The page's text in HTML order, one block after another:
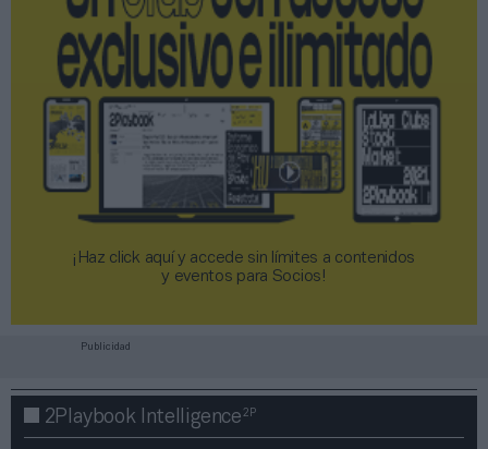
¡Haz click aquí y accede sin límites a contenidos
y eventos para Socios!​​​​​​​
Publicidad
2Playbook Intelligence2P